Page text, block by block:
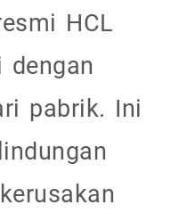
HCL
dengan
pabrik. Ini